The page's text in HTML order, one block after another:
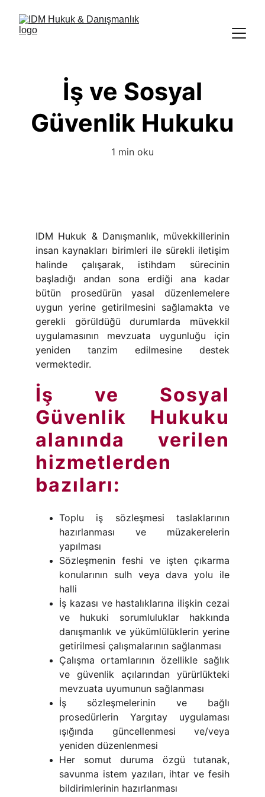
İş ve Sosyal
Güvenlik Hukuku
1 min oku
IDM Hukuk & Danışmanlık, müvekkillerinin
insan kaynakları birimleri ile sürekli iletişim
halinde çalışarak, istihdam sürecinin
başladığı andan sona erdiği ana kadar
bütün prosedürün yasal düzenlemelere
uygun yerine getirilmesini sağlamakta ve
gerekli görüldüğü durumlarda müvekkil
uygulamasının mevzuata uygunluğu için
yeniden tanzim edilmesine destek
vermektedir.
​İş ve Sosyal
Güvenlik Hukuku
alanında verilen
hizmetlerden
bazıları:
Toplu iş sözleşmesi taslaklarının
hazırlanması ve müzakerelerin
yapılması
Sözleşmenin feshi ve işten çıkarma
konularının sulh veya dava yolu ile
halli
İş kazası ve hastalıklarına ilişkin cezai
ve hukuki sorumluluklar hakkında
danışmanlık ve yükümlülüklerin yerine
getirilmesi çalışmalarının sağlanması
Çalışma ortamlarının özellikle sağlık
ve güvenlik açılarından yürürlükteki
mevzuata uyumunun sağlanması
İş sözleşmelerinin ve bağlı
prosedürlerin Yargıtay uygulaması
ışığında güncellenmesi ve/veya
yeniden düzenlenmesi
Her somut duruma özgü tutanak,
savunma istem yazıları, ihtar ve fesih
bildirimlerinin hazırlanması